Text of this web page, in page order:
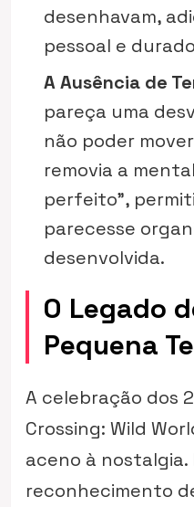
desenhavam,
pessoal e
A Ausência de
pareça uma
não poder
removia a
perfeito”,
parecesse
desenvolvida.
O Legado
Pequena
A celebração dos
Crossing: Wild
aceno à nostalgia.
reconhecimento